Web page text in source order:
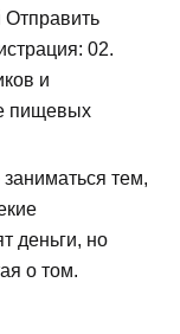
02.
и
пищевых
тем,
деньги, но
о том.